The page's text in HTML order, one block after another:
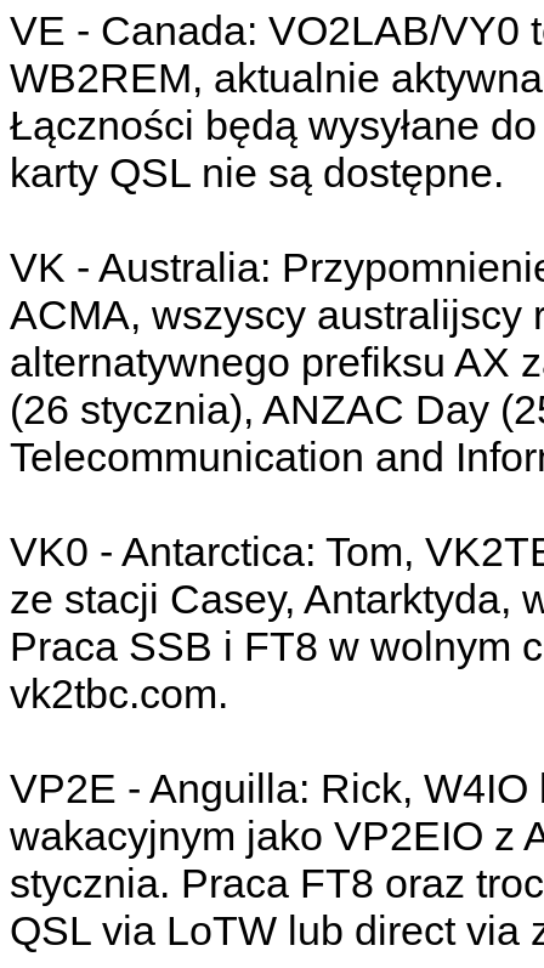
VE - Canada: VO2LAB/VY0
WB2REM, aktualnie
Łączności będą wysyłane
karty QSL nie są dostępne.
VK - Australia:
ACMA, wszyscy australijscy
alternatywnego prefiksu AX
(26 stycznia), ANZAC Day
Telecommunication and
VK0 - Antarctica: Tom,
ze stacji Casey, Antarktyda,
Praca SSB i FT8 w wolnym
vk2tbc.com.
VP2E - Anguilla: Rick,
wakacyjnym jako VP2EIO z
stycznia. Praca FT8 oraz
QSL via LoTW lub direct via